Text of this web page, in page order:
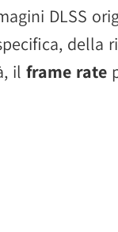
DLSS
della
il frame rate